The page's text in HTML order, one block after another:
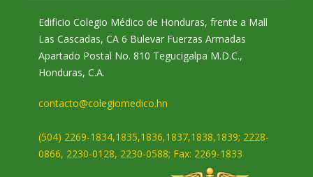
Edificio Colegio Médico de Honduras, frente a Mall
Las Cascadas, CA 6 Bulevar Fuerzas Armadas
Apartado Postal No. 810 Tegucigalpa M.D.C.,
Honduras, C.A.
contacto@colegiomedico.hn
(504) 2269-1834,1835,1836,1837,1838,1839; 2228-
0866, 2230-0128, 2230-0588; Fax: 2269-1833